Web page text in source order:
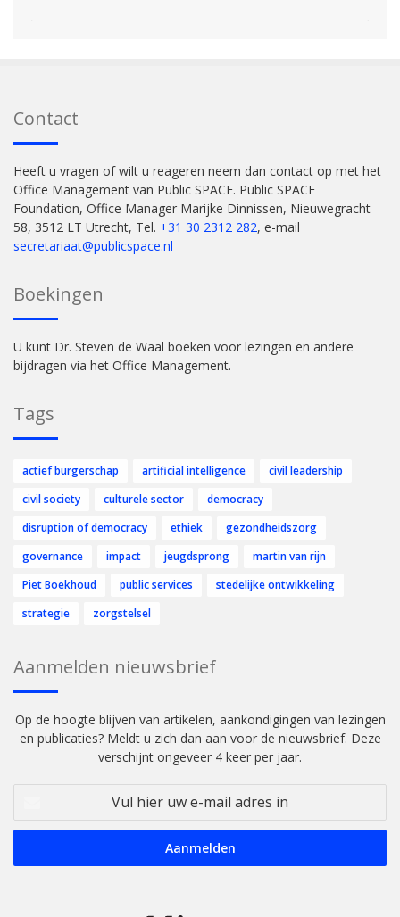
Contact
Heeft u vragen of wilt u reageren neem dan contact op met het
Office Management van Public SPACE. Public SPACE
Foundation, Office Manager Marijke Dinnissen, Nieuwegracht
58, 3512 LT Utrecht, Tel. +31 30 2312 282, e-mail
secretariaat@publicspace.nl
Boekingen
U kunt Dr. Steven de Waal boeken voor lezingen en andere
bijdragen via het Office Management.
Tags
actief burgerschap artificial intelligence
civil leadership
civil society
culturele sector
democracy
disruption of democracy
ethiek
gezondheidszorg
governance
impact jeugdsprong
martin van rijn
Piet Boekhoud
public services
stedelijke ontwikkeling
strategie
zorgstelsel
Aanmelden nieuwsbrief
Op de hoogte blijven van artikelen, aankondigingen van lezingen
en publicaties? Meldt u zich dan aan voor de nieuwsbrief. Deze
verschijnt ongeveer 4 keer per jaar.
uw
mail